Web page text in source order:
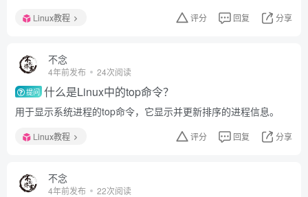
Linux教程 评分 回复 分享
不念
4年前发布 24次阅读
提问 什么是Linux中的top命令？
用于显示系统进程的top命令，它显示并更新排序的进程信息。
Linux教程 评分 回复 分享
不念
4年前发布 22次阅读